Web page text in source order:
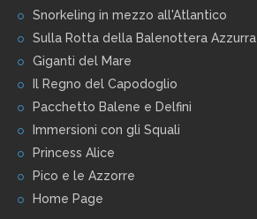
Snorkeling in mezzo all'Atlantico
Sulla Rotta della Balenottera Azzurra
Giganti del Mare
Il Regno del Capodoglio
Pacchetto Balene e Delfini
Immersioni con gli Squali
Princess Alice
Pico e le Azzorre
Home Page